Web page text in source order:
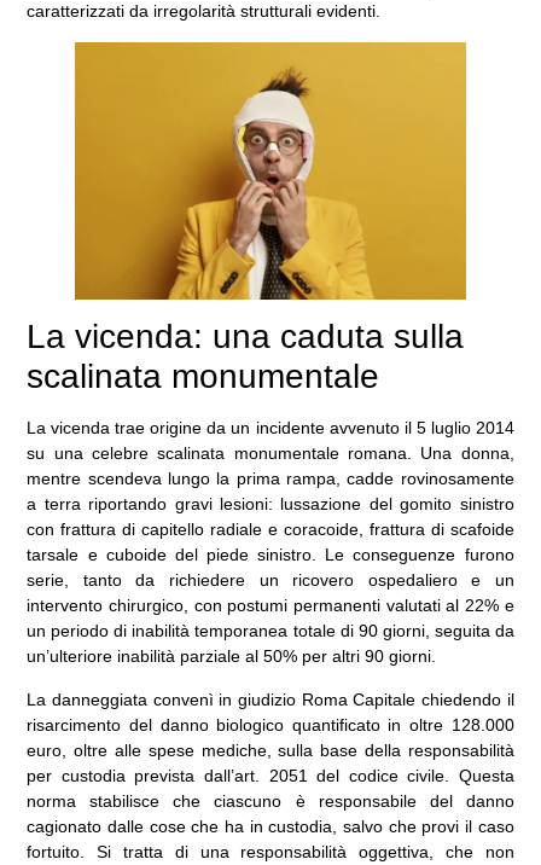
caratterizzati da irregolarità strutturali evidenti.
La vicenda: una caduta sulla
scalinata monumentale
La vicenda trae origine da un incidente avvenuto il 5 luglio 2014
su una celebre scalinata monumentale romana. Una donna,
mentre scendeva lungo la prima rampa, cadde rovinosamente
a terra riportando gravi lesioni: lussazione del gomito sinistro
con frattura di capitello radiale e coracoide, frattura di scafoide
tarsale e cuboide del piede sinistro. Le conseguenze furono
serie, tanto da richiedere un ricovero ospedaliero e un
intervento chirurgico, con postumi permanenti valutati al 22% e
un periodo di inabilità temporanea totale di 90 giorni, seguita da
un’ulteriore inabilità parziale al 50% per altri 90 giorni.
La danneggiata convenì in giudizio Roma Capitale chiedendo il
risarcimento del danno biologico quantificato in oltre 128.000
euro, oltre alle spese mediche, sulla base della responsabilità
per custodia prevista dall’art. 2051 del codice civile. Questa
norma stabilisce che ciascuno è responsabile del danno
cagionato dalle cose che ha in custodia, salvo che provi il caso
fortuito. Si tratta di una responsabilità oggettiva, che non